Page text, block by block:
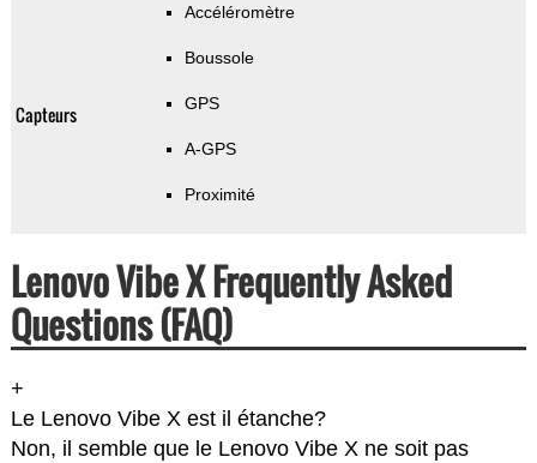
Capteurs
Accéléromètre
Boussole
GPS
A-GPS
Proximité
Lenovo Vibe X Frequently Asked
Questions (FAQ)
+
Le Lenovo Vibe X est il étanche?
Non, il semble que le Lenovo Vibe X ne soit pas